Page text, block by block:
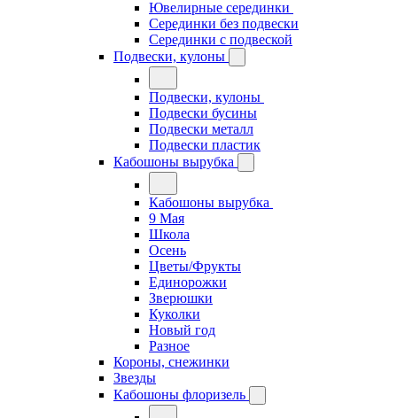
Ювелирные серединки
Серединки без подвески
Серединки с подвеской
Подвески, кулоны
Подвески, кулоны
Подвески бусины
Подвески металл
Подвески пластик
Кабошоны вырубка
Кабошоны вырубка
9 Мая
Школа
Осень
Цветы/Фрукты
Единорожки
Зверюшки
Куколки
Новый год
Разное
Короны, снежинки
Звезды
Кабошоны флоризель